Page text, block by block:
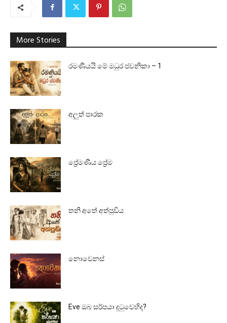
More Stories
රමණීයයි මේ මධුර ජවනිකා – 1
අලුත් පාරක
ප්‍රේමණීය ප්‍රේම
තනි අතේ අත්පුඩිය
නොවෙනස්
Eve ඔබ සර්පයා දුටුවෙහිද?